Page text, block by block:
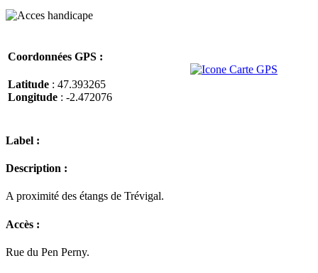
Coordonnées GPS :
Latitude : 47.393265
Longitude : -2.472076
Label :
Description :
A proximité des étangs de Trévigal.
Accès :
Rue du Pen Perny.